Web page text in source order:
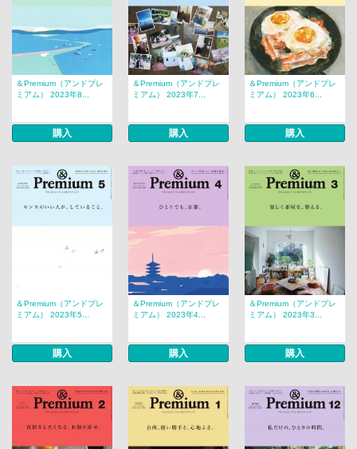
＆Premium（アンドプレ
ミアム） 2023年8...
購入
＆Premium（アンドプレ
ミアム） 2023年7...
購入
＆Premium（アンドプレ
ミアム） 2023年6...
購入
＆Premium（アンドプレ
ミアム） 2023年5...
購入
＆Premium（アンドプレ
ミアム） 2023年4...
購入
＆Premium（アンドプレ
ミアム） 2023年3...
購入